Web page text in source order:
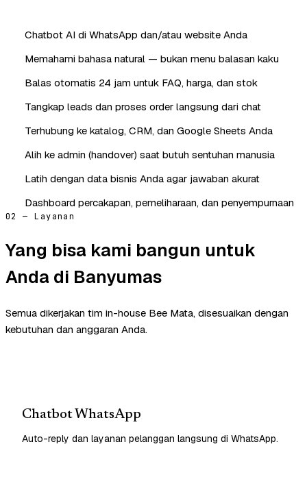
Chatbot AI di WhatsApp dan/atau website Anda
Memahami bahasa natural — bukan menu balasan kaku
Balas otomatis 24 jam untuk FAQ, harga, dan stok
Tangkap leads dan proses order langsung dari chat
Terhubung ke katalog, CRM, dan Google Sheets Anda
Alih ke admin (handover) saat butuh sentuhan manusia
Latih dengan data bisnis Anda agar jawaban akurat
Dashboard percakapan, pemeliharaan, dan penyempurnaan
02 — Layanan
Yang bisa kami bangun untuk
Anda di Banyumas
Semua dikerjakan tim in-house Bee Mata, disesuaikan dengan
kebutuhan dan anggaran Anda.
Chatbot WhatsApp
Auto-reply dan layanan pelanggan langsung di WhatsApp.